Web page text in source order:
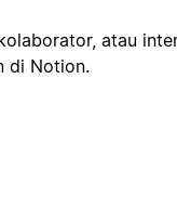
atau
di Notion.